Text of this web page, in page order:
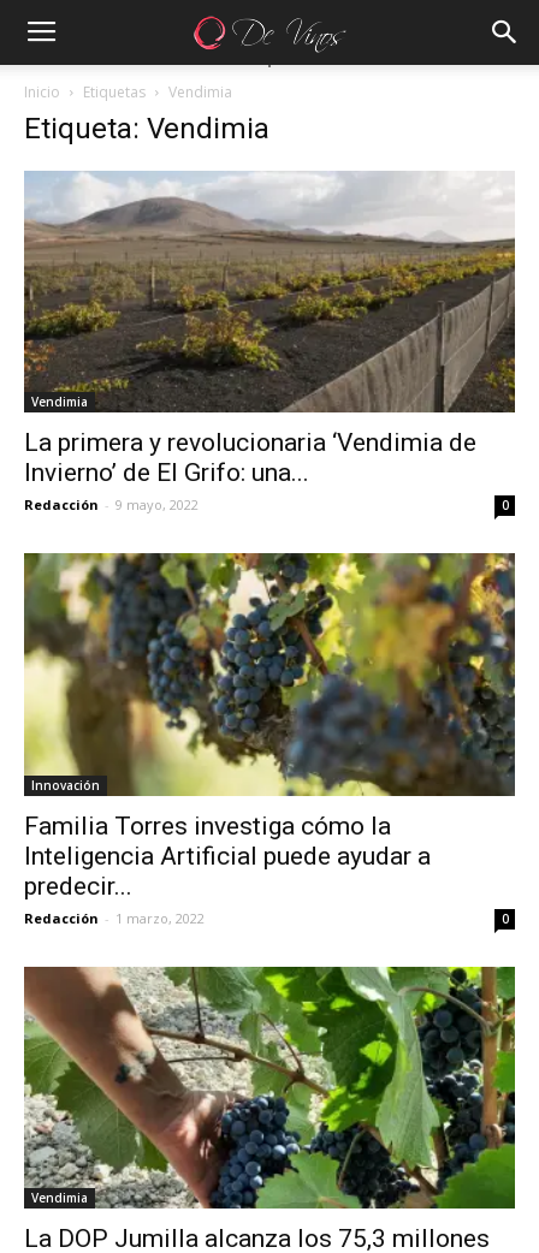
Inicio Etiquetas Vendimia
Etiqueta: Vendimia
Vendimia
La primera y revolucionaria ‘Vendimia de
Invierno’ de El Grifo: una...
Redacción - 9 mayo, 2022 0
Innovación
Familia Torres investiga cómo la
Inteligencia Artificial puede ayudar a
predecir...
Redacción - 1 marzo, 2022 0
Vendimia
La DOP Jumilla alcanza los 75,3 millones